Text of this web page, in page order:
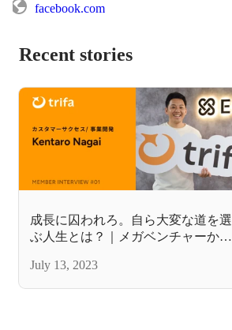
facebook.com
Recent stories
成長に囚われろ。自ら大変な道を選
ぶ人生とは？｜メガベンチャーから
だワケ
July 13, 2023